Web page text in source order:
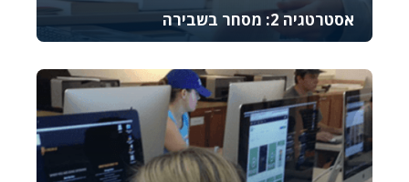
אסטרטגיה 2: מסחר בשבירה
מסביר כיצד לתמחר אותן, לנהל סיכונים ולבצע נית...
8
743